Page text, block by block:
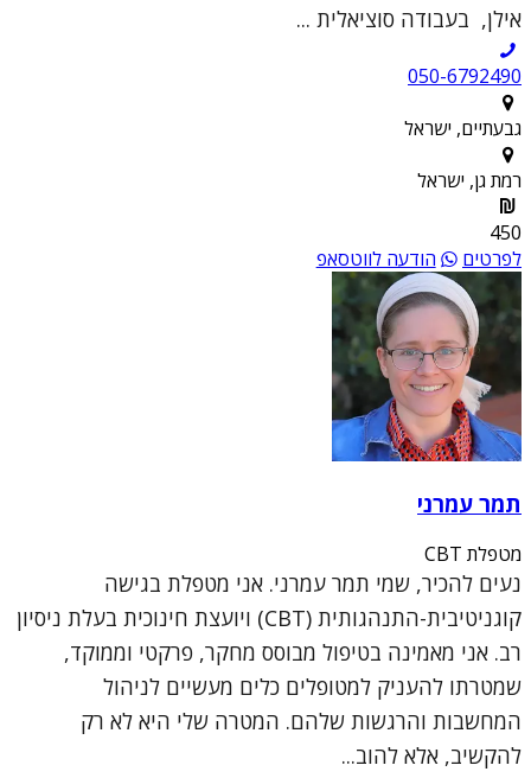
אילן, בעבודה סוציאלית ...
050-6792490
גבעתיים, ישראל
רמת גן, ישראל
450
לפרטים
הודעה לווטסאפ
תמר עמרני
מטפלת CBT
נעים להכיר, שמי תמר עמרני. אני מטפלת בגישה
קוגניטיבית-התנהגותית (CBT) ויועצת חינוכית בעלת ניסיון
רב. אני מאמינה בטיפול מבוסס מחקר, פרקטי וממוקד,
שמטרתו להעניק למטופלים כלים מעשיים לניהול
המחשבות והרגשות שלהם. המטרה שלי היא לא רק
להקשיב, אלא להוב...